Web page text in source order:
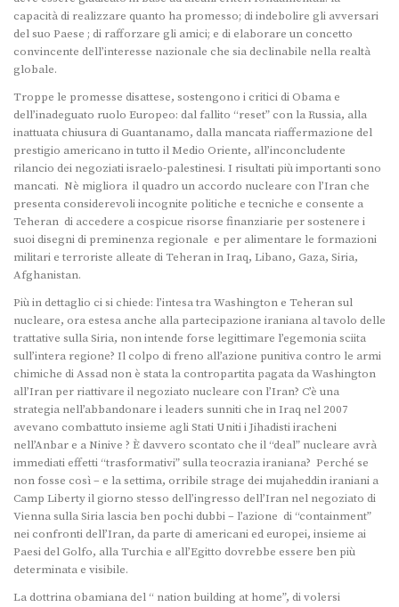
capacità di realizzare quanto ha promesso; di indebolire gli avversari
del suo Paese ; di rafforzare gli amici; e di elaborare un concetto
convincente dell’interesse nazionale che sia declinabile nella realtà
globale.
Troppe le promesse disattese, sostengono i critici di Obama e
dell’inadeguato ruolo Europeo: dal fallito “reset” con la Russia, alla
inattuata chiusura di Guantanamo, dalla mancata riaffermazione del
prestigio americano in tutto il Medio Oriente, all’inconcludente
rilancio dei negoziati israelo-palestinesi. I risultati più importanti sono
mancati. Nè migliora il quadro un accordo nucleare con l’Iran che
presenta considerevoli incognite politiche e tecniche e consente a
Teheran di accedere a cospicue risorse finanziarie per sostenere i
suoi disegni di preminenza regionale e per alimentare le formazioni
militari e terroriste alleate di Teheran in Iraq, Libano, Gaza, Siria,
Afghanistan.
Più in dettaglio ci si chiede: l’intesa tra Washington e Teheran sul
nucleare, ora estesa anche alla partecipazione iraniana al tavolo delle
trattative sulla Siria, non intende forse legittimare l’egemonia sciita
sull’intera regione? Il colpo di freno all’azione punitiva contro le armi
chimiche di Assad non è stata la contropartita pagata da Washington
all’Iran per riattivare il negoziato nucleare con l’Iran? C’è una
strategia nell’abbandonare i leaders sunniti che in Iraq nel 2007
avevano combattuto insieme agli Stati Uniti i Jihadisti iracheni
nell’Anbar e a Ninive ? È davvero scontato che il “deal” nucleare avrà
immediati effetti “trasformativi” sulla teocrazia iraniana? Perché se
non fosse così – e la settima, orribile strage dei mujaheddin iraniani a
Camp Liberty il giorno stesso dell’ingresso dell’Iran nel negoziato di
Vienna sulla Siria lascia ben pochi dubbi – l’azione di “containment”
nei confronti dell’Iran, da parte di americani ed europei, insieme ai
Paesi del Golfo, alla Turchia e all’Egitto dovrebbe essere ben più
determinata e visibile.
La dottrina obamiana del “ nation building at home”, di volersi